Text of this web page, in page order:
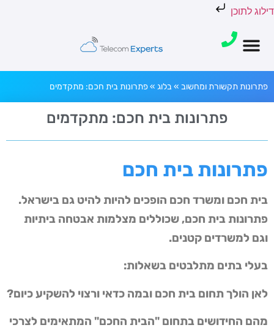
דילוג לתוכן
פתרונות תקשורת ומחשוב »בלוג »פתרונות בית חכם: מתקדמים
פתרונות בית חכם: מתקדמים
פתרונות בית חכם
בית חכם ומשרד חכם הופכים להיות להיט גם בישראל.
פתרונות בית חכם, שכוללים מצלמות אבטחה ביתיות
וגם למשרדים קטנים.
בעלי בתים מתלבטים בשאלות:
לאן הולך תחום בית חכם ובמה כדאי ורצוי להשקיע כיום?
מהם החידושים בתחום "הבית החכם" המתאימים לצרכי